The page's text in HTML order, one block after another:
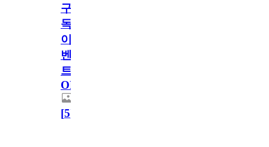
구
독
이
벤
트
OPEN!
[5]